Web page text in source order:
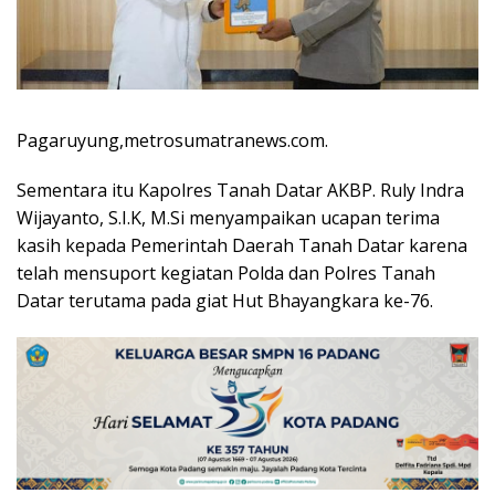
Pagaruyung,metrosumatranews.com.
Sementara itu Kapolres Tanah Datar AKBP. Ruly Indra
Wijayanto, S.I.K, M.Si menyampaikan ucapan terima
kasih kepada Pemerintah Daerah Tanah Datar karena
telah mensuport kegiatan Polda dan Polres Tanah
Datar terutama pada giat Hut Bhayangkara ke-76.